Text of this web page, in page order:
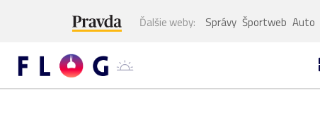
Ďalšie weby: Správy Športweb Auto